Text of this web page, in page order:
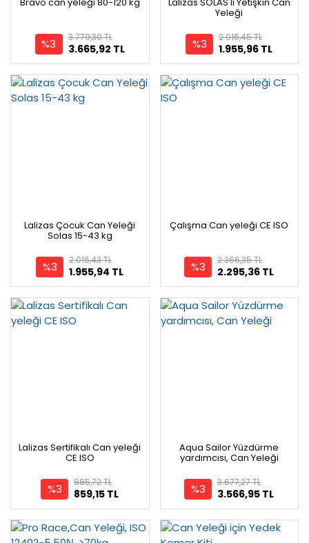
%3 3.665,92 TL
3.779,30 TL
Yeleği
%3 1.955,96 TL
2.016,45 TL
Lalizas Çocuk Can Yeleği
Solas 15-43 kg
%3 1.955,94 TL
2.016,43 TL
Çalışma Can yeleği CE ISO
%3 2.295,36 TL
2.366,35 TL
Lalizas Sertifikalı Can yeleği
CE ISO
%3 859,15 TL
885,72 TL
Aqua Sailor Yüzdürme
yardımcısı, Can Yeleği
%3 3.566,95 TL
3.677,27 TL